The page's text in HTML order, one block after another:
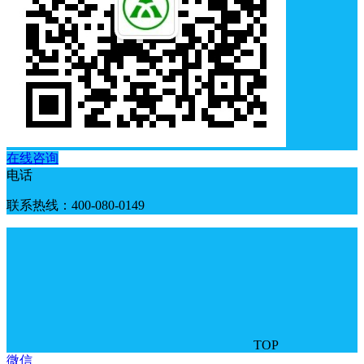
在线咨询
电话
联系热线：400-080-0149
TOP
微信